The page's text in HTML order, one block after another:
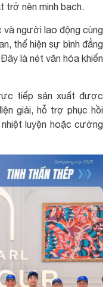
trở nên minh bạch.
và người lao động cùng
thể hiện sự bình đẳng
là nét văn hóa khiến
tiếp sản xuất được
giải, hỗ trợ phục hồi
luyện hoặc cường